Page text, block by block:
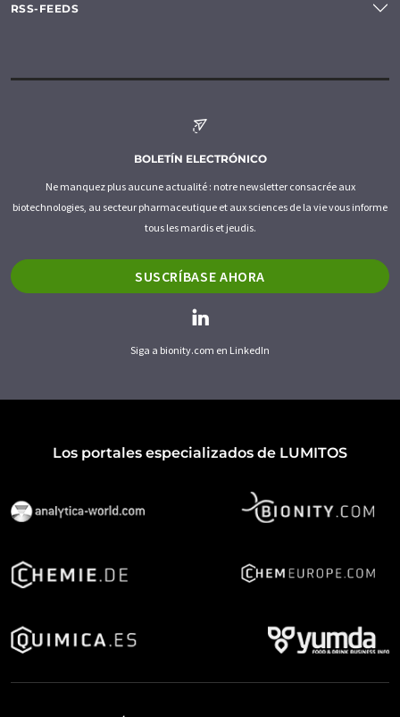
RSS-FEEDS
BOLETÍN ELECTRÓNICO
Ne manquez plus aucune actualité : notre newsletter consacrée aux
biotechnologies, au secteur pharmaceutique et aux sciences de la vie vous informe
tous les mardis et jeudis.
SUSCRÍBASE AHORA
Siga a bionity.com en LinkedIn
Los portales especializados de LUMITOS